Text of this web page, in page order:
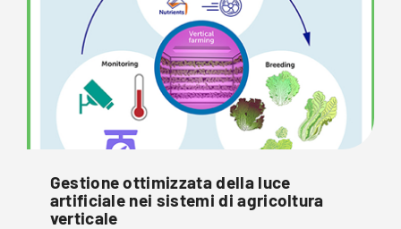
Gestione ottimizzata della luce
artificiale nei sistemi di agricoltura
verticale